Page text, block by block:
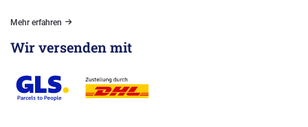
Mehr erfahren
Wir versenden mit